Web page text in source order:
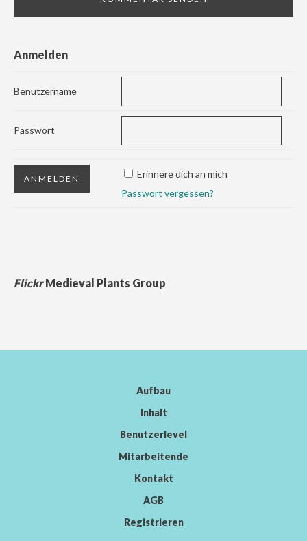
Anmelden
Benutzername
Passwort
Erinnere dich an mich
Passwort vergessen?
FlickrMedieval Plants Group
Aufbau
Inhalt
Benutzerlevel
Mitarbeitende
Kontakt
AGB
Registrieren